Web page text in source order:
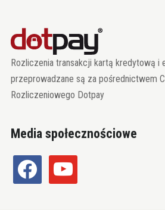
Rozliczenia transakcji kartą kredytową i
przeprowadzane są za pośrednictwem
Rozliczeniowego Dotpay
Media społecznościowe
facebook youtube